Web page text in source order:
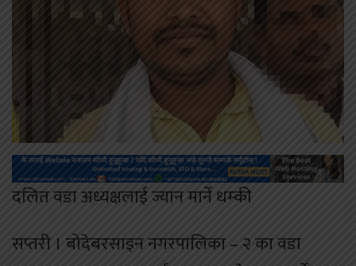
दलित वडा अध्यक्षलाई ज्यान मार्ने धम्की
सप्तरी । बोदेबरसाइन नगरपालिका – २ का वडा